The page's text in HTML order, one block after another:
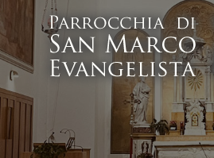
LE ATTIVITÀ
IL PERIODICO
PIERABECH
FOTO E VIDEO